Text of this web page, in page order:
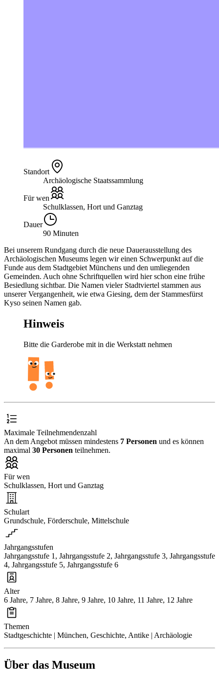
Standort
Archäologische Staatssammlung
Für wen
Schulklassen, Hort und Ganztag
Dauer
90 Minuten
Bei unserem Rundgang durch die neue Dauerausstellung des
Archäologischen Museums legen wir einen Schwerpunkt auf die
Funde aus dem Stadtgebiet Münchens und den umliegenden
Gemeinden. Auch ohne Schriftquellen wird hier schon eine frühe
Besiedlung sichtbar. Die Namen vieler Stadtviertel stammen aus
unserer Vergangenheit, wie etwa Giesing, dem der Stammesfürst
Kyso seinen Namen gab.
Hinweis
Bitte die Garderobe mit in die Werkstatt nehmen
Maximale Teilnehmendenzahl
An dem Angebot müssen mindestens 7 Personen und es können
maximal 30 Personen teilnehmen.
Für wen
Schulklassen, Hort und Ganztag
Schulart
Grundschule, Förderschule, Mittelschule
Jahrgangsstufen
Jahrgangsstufe 1, Jahrgangsstufe 2, Jahrgangsstufe 3, Jahrgangsstufe
4, Jahrgangsstufe 5, Jahrgangsstufe 6
Alter
6 Jahre, 7 Jahre, 8 Jahre, 9 Jahre, 10 Jahre, 11 Jahre, 12 Jahre
Themen
Stadtgeschichte | München, Geschichte, Antike | Archäologie
Über das Museum